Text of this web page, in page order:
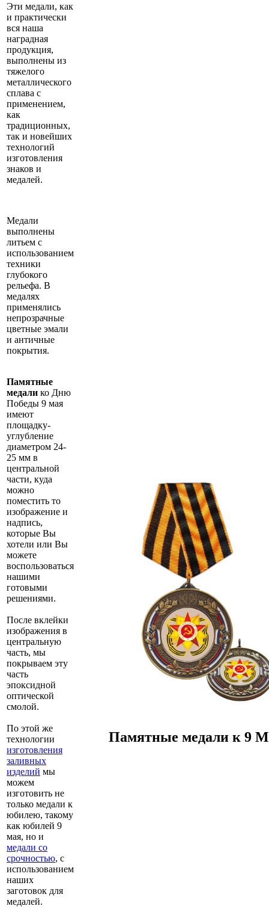
Эти медали, как
и практически
вся наша
наградная
продукция,
выполнены из
тяжелого
металлического
сплава с
применением,
как
традиционных,
так и новейших
технологий
изготовления
знаков и
медалей.
Медали
выполнены
литьем с
использованием
техники
глубокого
рельефа. В
медалях
применялись
непрозрачные
цветные эмали
и античные
покрытия.
Памятные
медали ко Дню
Победы 9 мая
имеют
площадку-
углубление
диаметром 24-
25 мм в
центральной
части, куда
можно
поместить то
изображение и
надпись,
которые Вы
хотели или Вы
можете
воспользоваться
нашими
готовыми
решениями.
После вклейки
изображения в
центральную
часть, мы
покрываем эту
часть
эпоксидной
оптической
смолой.
По этой же
технологии
изготовления
заливных
изделий мы
можем
изготовить не
только медали к
юбилею, такому
как юбилей 9
мая, но и
медали со
срочностью, с
использованием
наших
заготовок для
медалей.
Памятные медали к 9